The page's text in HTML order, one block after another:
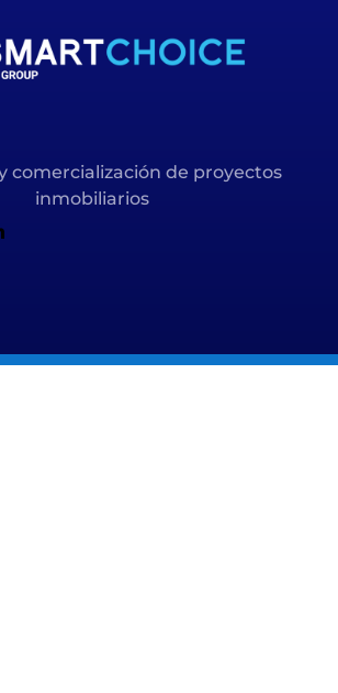
comercialización de proyectos
inmobiliarios